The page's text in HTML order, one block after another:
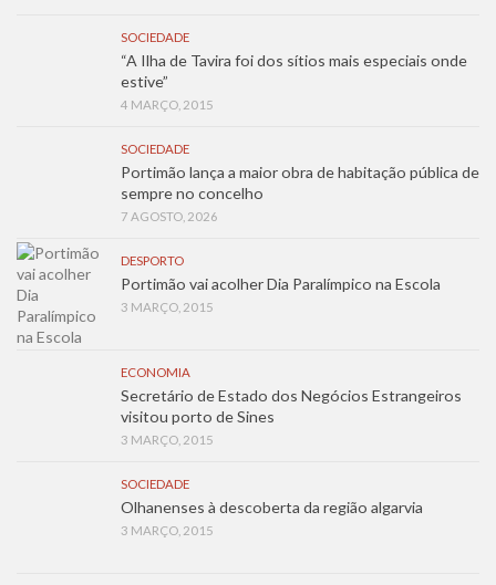
SOCIEDADE
“A Ilha de Tavira foi dos sítios mais especiais onde
estive”
4 MARÇO, 2015
SOCIEDADE
Portimão lança a maior obra de habitação pública de
sempre no concelho
7 AGOSTO, 2026
DESPORTO
Portimão vai acolher Dia Paralímpico na Escola
3 MARÇO, 2015
ECONOMIA
Secretário de Estado dos Negócios Estrangeiros
visitou porto de Sines
3 MARÇO, 2015
SOCIEDADE
Olhanenses à descoberta da região algarvia
3 MARÇO, 2015